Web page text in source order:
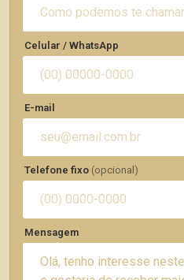
Celular / WhatsApp
E-mail
Telefone fixo (opcional)
Mensagem